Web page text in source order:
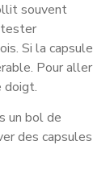
souvent
Si la capsule
Pour aller
doigt.